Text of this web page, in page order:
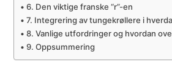
6. Den viktige franske “r”-en
7. Integrering av tungekrøllere i
8. Vanlige utfordringer og hvordan
9. Oppsummering